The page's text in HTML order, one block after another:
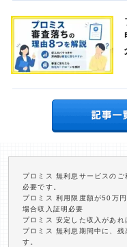
プロミス 無利息サービスの
必要です。
プロミス 利用限度額が50万
場合収入証明必要
プロミス 安定した収入があ
プロミス 無利息期間中に、
す。